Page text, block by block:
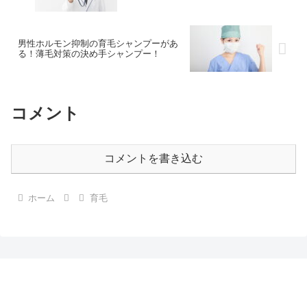
男性ホルモン抑制の育毛シャンプーがあ
る！薄毛対策の決め手シャンプー！
コメント
コメントを書き込む
ホーム 育毛